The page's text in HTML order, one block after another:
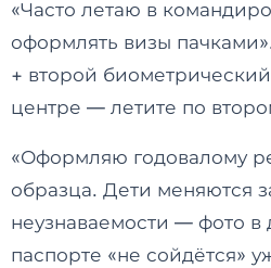
«Часто летаю в
оформлять визы
+ второй
центре — летите по
«Оформляю годовалому
образца. Дети меняются
неузнаваемости — фото в
паспорте «не сойдётся»